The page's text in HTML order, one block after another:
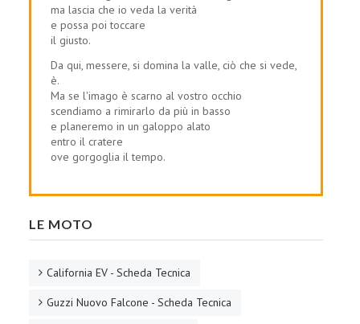
ma lascia che io veda la verità
e possa poi toccare
il giusto.
Da qui, messere, si domina la valle, ciò che si vede,
è.
Ma se l'imago è scarno al vostro occhio
scendiamo a rimirarlo da più in basso
e planeremo in un galoppo alato
entro il cratere
ove gorgoglia il tempo.
LE MOTO
California EV - Scheda Tecnica
Guzzi Nuovo Falcone - Scheda Tecnica